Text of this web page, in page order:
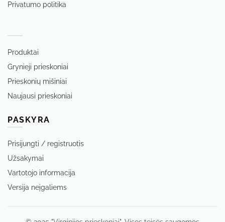
Privatumo politika
Produktai
Grynieji prieskoniai
Prieskonių mišiniai
Naujausi prieskoniai
PASKYRA
Prisijungti / registruotis
Užsakymai
Vartotojo informacija
Versija neįgaliems